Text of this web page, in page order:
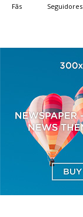
Fãs Seguidores